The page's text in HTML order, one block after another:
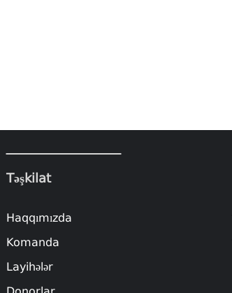
Təşkilat
Haqqımızda
Komanda
Layihələr